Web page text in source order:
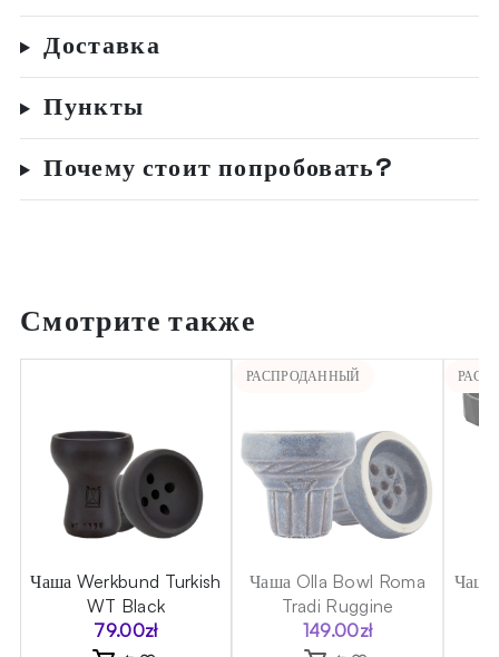
Доставка
Пункты
Почему стоит попробовать?
Смотрите также
Чаша Werkbund Turkish
WT Black
79.00zł
РАСПРОДАННЫЙ
Чаша Olla Bowl Roma
Tradi Ruggine
149.00zł